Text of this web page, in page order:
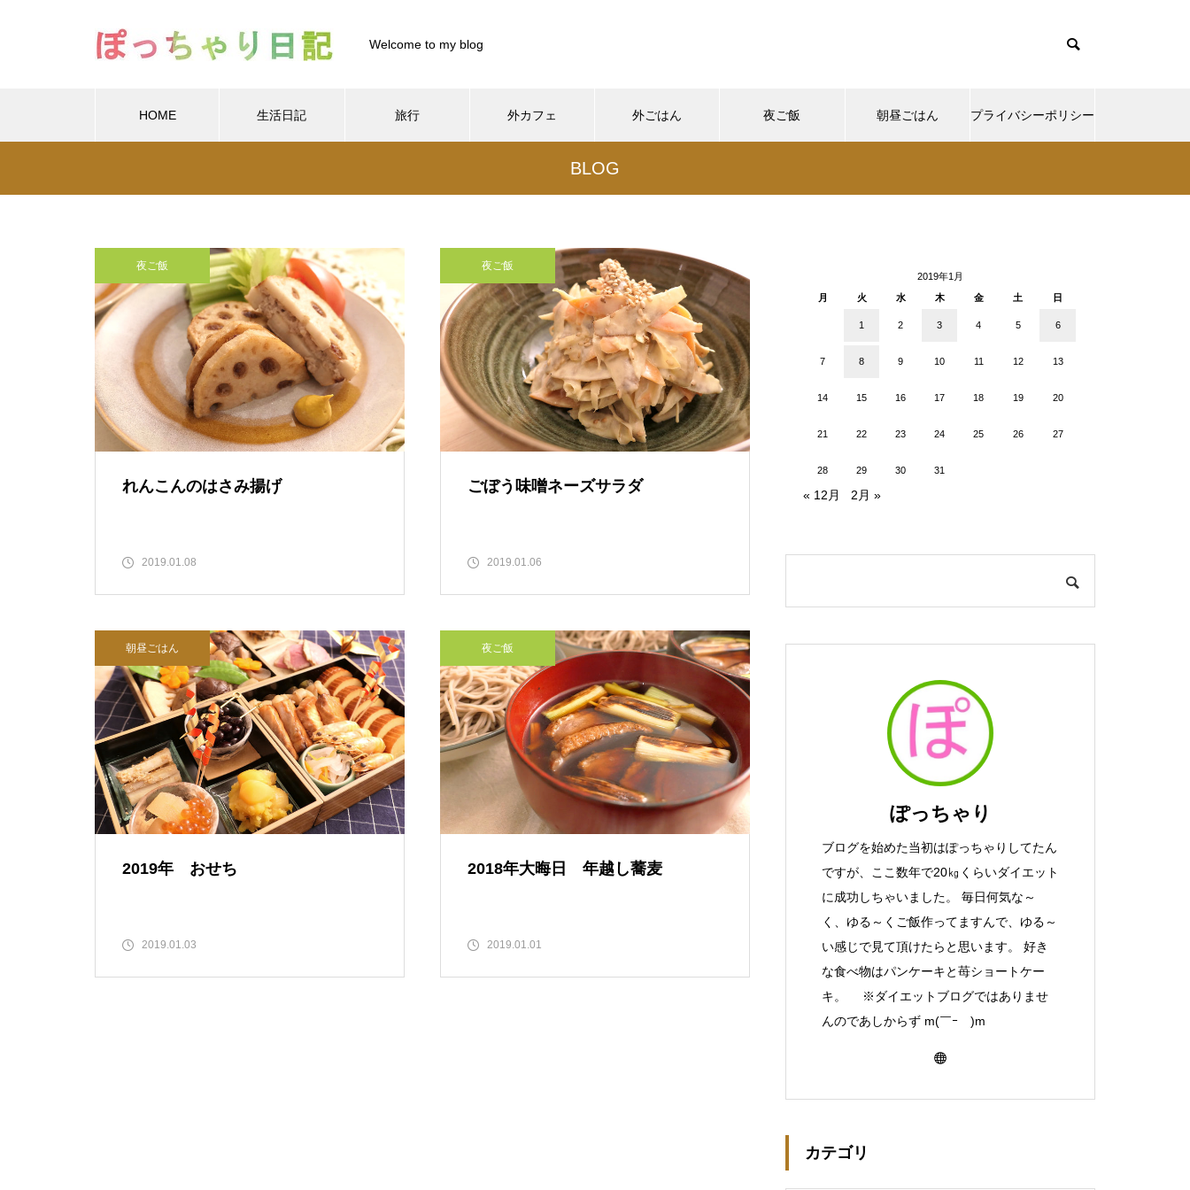
Welcome to my blog
HOME 生活日記 旅行 外カフェ 外ごはん 夜ご飯 朝昼ごはん プライバシーポリシー
/home/xs899844/pocharinikki.com/public_html/wp-content/themes/muum_tcd085/functions/menu.php
content/themes/muum_tcd085/functions/menu.php
48
BLOG
夜ご飯
れんこんのはさみ揚げ
2019.01.08
夜ご飯
ごぼう味噌ネーズサラダ
2019.01.06
朝昼ごはん
2019年 おせち
2019.01.03
夜ご飯
2018年大晦日 年越し蕎麦
2019.01.01
2019年1月
月
火 水 木 金 土 日
1 2 3 4 5 6
7 8 9 10 11 12 13
14 15 16 17 18 19 20
21 22 23 24 25 26 27
28 29 30 31
« 12月 2月 »
ぽっちゃり
ブログを始めた当初はぽっちゃりしてたん
ですが、ここ数年で20㎏くらいダイエット
に成功しちゃいました。 毎日何気な～
く、ゆる～くご飯作ってますんで、ゆる～
い感じで見て頂けたらと思います。 好き
な食べ物はパンケーキと苺ショートケー
キ。 ※ダイエットブログではありませ
んのであしからず m(￣ｰ￣)m
カテゴリ